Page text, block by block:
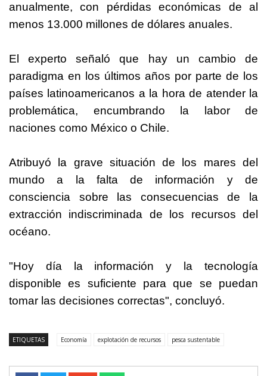
anualmente, con pérdidas económicas de al
menos 13.000 millones de dólares anuales.
El experto señaló que hay un cambio de
paradigma en los últimos años por parte de los
países latinoamericanos a la hora de atender la
problemática, encumbrando la labor de
naciones como México o Chile.
Atribuyó la grave situación de los mares del
mundo a la falta de información y de
consciencia sobre las consecuencias de la
extracción indiscriminada de los recursos del
océano.
"Hoy día la información y la tecnología
disponible es suficiente para que se puedan
tomar las decisiones correctas", concluyó.
ETIQUETAS Economía explotación de recursos pesca sustentable